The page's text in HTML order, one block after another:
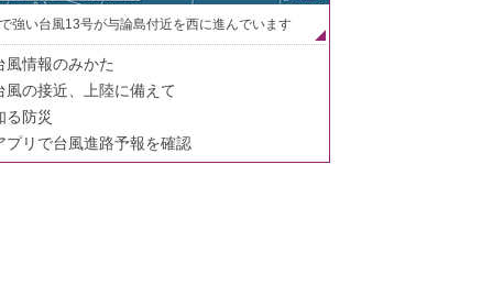
強い台風13号が与論島付近を西に進んでいます
風情報のみかた
風の接近、上陸に備えて
る防災
プリで台風進路予報を確認